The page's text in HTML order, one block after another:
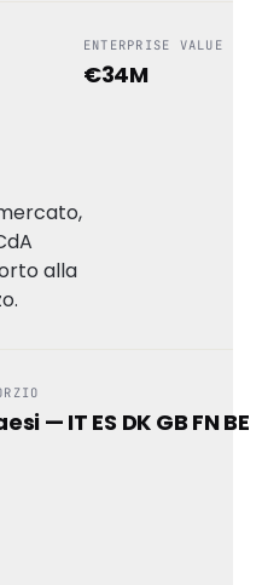
alla
ENTERPRISE VALUE
€34M
— IT ES DK GB FN BE